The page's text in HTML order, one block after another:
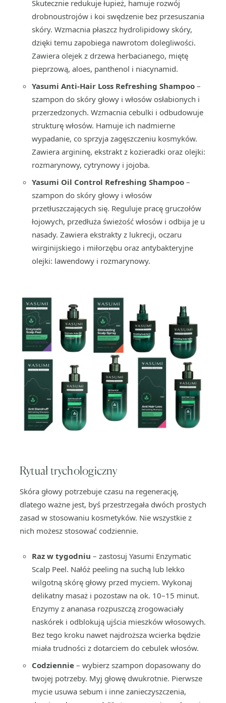
Skutecznie redukuje łupież, hamuje rozwój
drobnoustrojów i koi swędzenie bez przesuszania
skóry. Wzmacnia płaszcz hydrolipidowy skóry,
dzięki temu zapobiega nawrotom dolegliwości.
Zawiera olejek z drzewa herbacianego, miętę
pieprzową, aloes, panthenol i niacynamid.
Yasumi Anti-Hair Loss Refreshing Shampoo –
szampon do skóry głowy i włosów osłabionych i
przerzedzonych. Wzmacnia cebulki i odbudowuje
strukturę włosów. Hamuje ich nadmierne
wypadanie, co sprzyja zagęszczeniu kosmyków.
Zawiera argininę, ekstrakt z kozieradki oraz olejki:
rozmarynowy, cytrynowy i jojoba.
Yasumi Oil Control Refreshing Shampoo –
szampon do skóry głowy i włosów
przetłuszczających się. Reguluje pracę gruczołów
łojowych, przedłuża świeżość włosów i odbija je u
nasady. Zawiera ekstrakty z lukrecji, oczaru
wirginijskiego i miłorzębu oraz antybakteryjne
olejki: lawendowy i rozmarynowy.
Rytuał trychologiczny
Skóra głowy potrzebuje czasu na regenerację,
dlatego ważne jest, byś przestrzegała dwóch prostych
zasad w stosowaniu kosmetyków. Nie wszystkie z
nich możesz stosować codziennie.
Raz w tygodniu – zastosuj Yasumi Enzymatic
Scalp Peel. Nałóż peeling na suchą lub lekko
wilgotną skórę głowy przed myciem. Wykonaj
delikatny masaż i pozostaw na ok. 10–15 minut.
Enzymy z ananasa rozpuszczą zrogowaciały
naskórek i odblokują ujścia mieszków włosowych.
Bez tego kroku nawet najdroższa wcierka będzie
miała trudności z dotarciem do cebulek włosów.
Codziennie – wybierz szampon dopasowany do
twojej potrzeby. Myj głowę dwukrotnie. Pierwsze
mycie usuwa sebum i inne zanieczyszczenia,